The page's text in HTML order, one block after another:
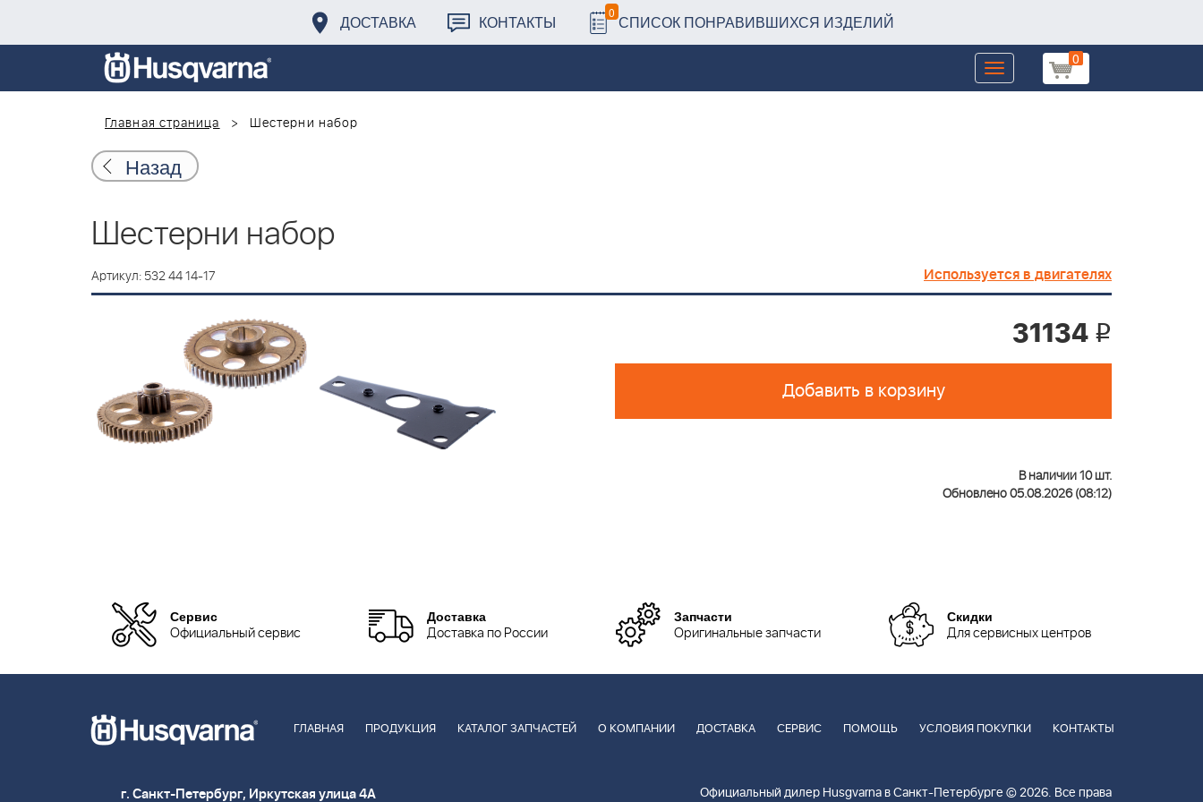
ДОСТАВКА КОНТАКТЫ 0 СПИСОК ПОНРАВИВШИХСЯ ИЗДЕЛИЙ
0
Toggle
navigation
Главная страница
Шестерни набор
Назад
Шестерни набор
Артикул: 532 44 14-17 Используется в двигателях
31134 i
Добавить в корзину
В наличии 10 шт.
Обновлено 05.08.2026 (08:12)
Сервис
Официальный сервис
Доставка
Доставка по России
Запчасти
Оригинальные запчасти
Скидки
Для сервисных центров
ГЛАВНАЯ ПРОДУКЦИЯ КАТАЛОГ ЗАПЧАСТЕЙ О КОМПАНИИ ДОСТАВКА СЕРВИС ПОМОЩЬ УСЛОВИЯ ПОКУПКИ КОНТАКТЫ
г. Санкт-Петербург, Иркутская улица 4А
Официальный дилер Husgvarna в Санкт-Петербурге © 2026. Все права